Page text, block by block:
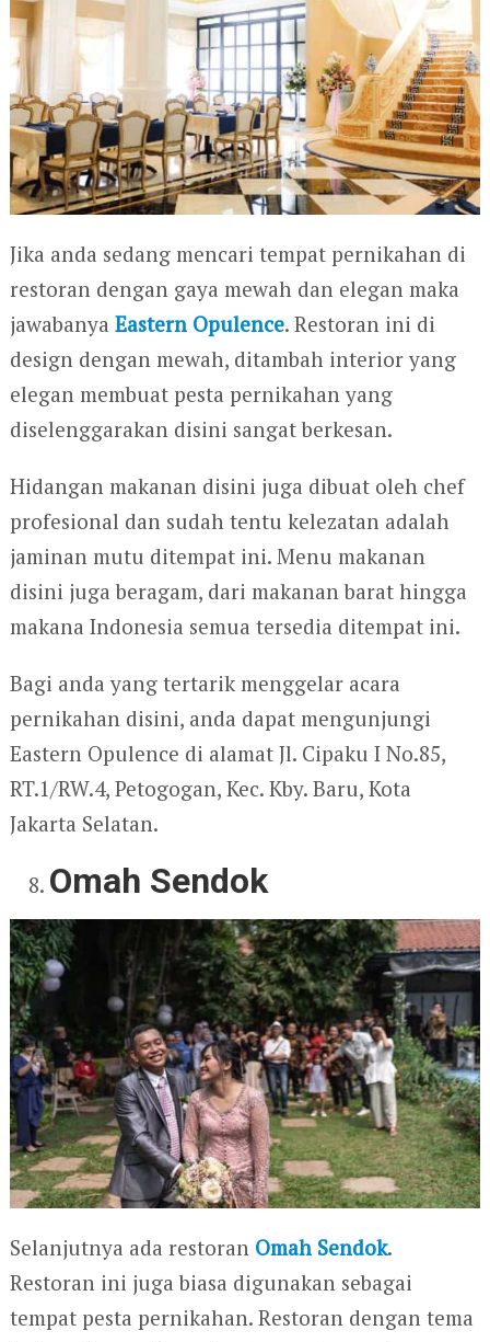
Jika anda sedang mencari tempat pernikahan di
restoran dengan gaya mewah dan elegan maka
jawabanya Eastern Opulence. Restoran ini di
design dengan mewah, ditambah interior yang
elegan membuat pesta pernikahan yang
diselenggarakan disini sangat berkesan.
Hidangan makanan disini juga dibuat oleh chef
profesional dan sudah tentu kelezatan adalah
jaminan mutu ditempat ini. Menu makanan
disini juga beragam, dari makanan barat hingga
makana Indonesia semua tersedia ditempat ini.
Bagi anda yang tertarik menggelar acara
pernikahan disini, anda dapat mengunjungi
Eastern Opulence di alamat Jl. Cipaku I No.85,
RT.1/RW.4, Petogogan, Kec. Kby. Baru, Kota
Jakarta Selatan.
Omah Sendok
Selanjutnya ada restoran Omah Sendok.
Restoran ini juga biasa digunakan sebagai
tempat pesta pernikahan. Restoran dengan tema